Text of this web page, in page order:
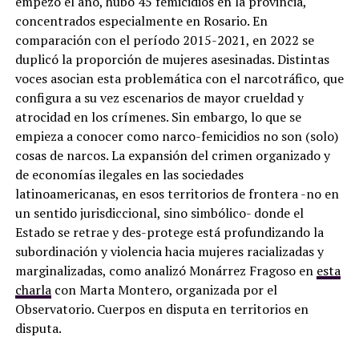
concentrados especialmente en Rosario. En
comparación con el período 2015-2021, en 2022 se
duplicó la proporción de mujeres asesinadas. Distintas
voces asocian esta problemática con el narcotráfico, que
configura a su vez escenarios de mayor crueldad y
atrocidad en los crímenes. Sin embargo, lo que se
empieza a conocer como narco-femicidios no son (solo)
cosas de narcos. La expansión del crimen organizado y
de economías ilegales en las sociedades
latinoamericanas, en esos territorios de frontera -no en
un sentido jurisdiccional, sino simbólico- donde el
Estado se retrae y des-protege está profundizando la
subordinación y violencia hacia mujeres racializadas y
marginalizadas, como analizó Monárrez Fragoso en esta
charlacon Marta Montero, organizada por el
Observatorio. Cuerpos en disputa en territorios en
disputa.